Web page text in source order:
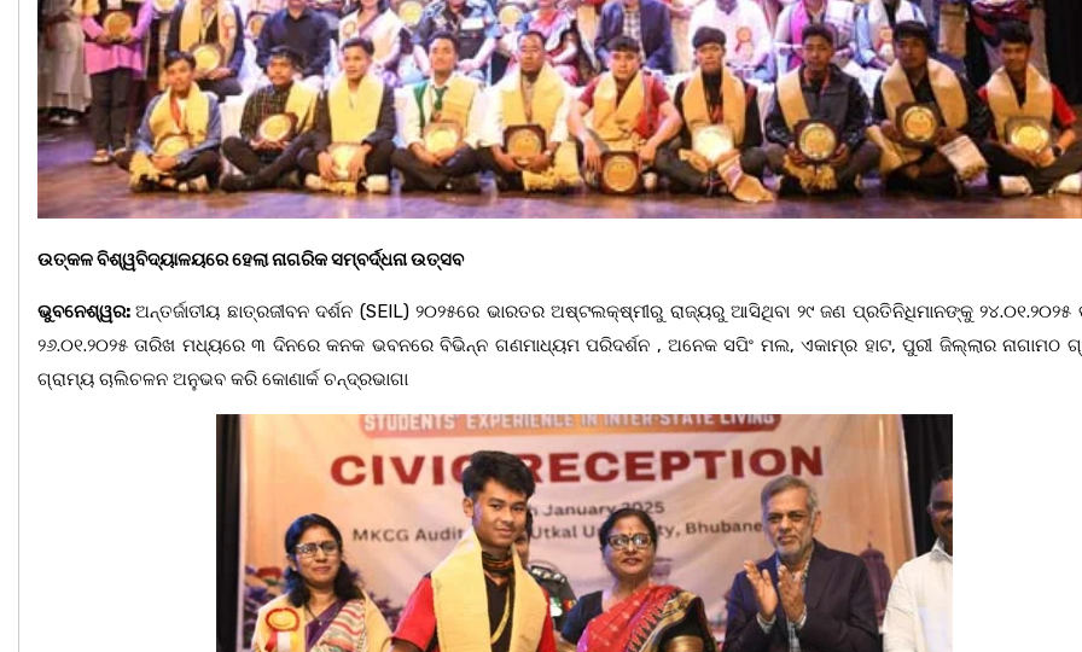
ଉତ୍କଳ ବିଶ୍ୱବିଦ୍ୟାଳୟରେ ହେଲା ନାଗରିକ ସମ୍ବର୍ଦ୍ଧନା ଉତ୍ସବ
ଭୁବନେଶ୍ୱର:ଅନ୍ତର୍ଜାତୀୟ ଛାତ୍ରଜୀବନ ଦର୍ଶନ (SEIL) ୨୦୨୫ରେ ଭାରତର ଅଷ୍ଟଲକ୍ଷ୍ମୀରୁ ରାଜ୍ୟରୁ ଆସିଥିବା ୨୯ ଜଣ ପ୍ରତିନିଧିମାନଙ୍କୁ ୨୪.୦୧.୨୦୨୫
୨୬.୦୧.୨୦୨୫ ତାରିଖ ମଧ୍ୟରେ ୩ ଦିନରେ କନକ ଭବନରେ ବିଭିନ୍ନ ଗଣମାଧ୍ୟମ ପରିଦର୍ଶନ , ଅନେକ ସପିଂ ମଲ, ଏକାମ୍ର ହାଟ, ପୁରୀ ଜିଲ୍ଲାର ନାଗାମଠ
ଗ୍ରାମ୍ୟ ଚାଲିଚଳନ ଅନୁଭବ କରି କୋଣାର୍କ ଚନ୍ଦ୍ରଭାଗା